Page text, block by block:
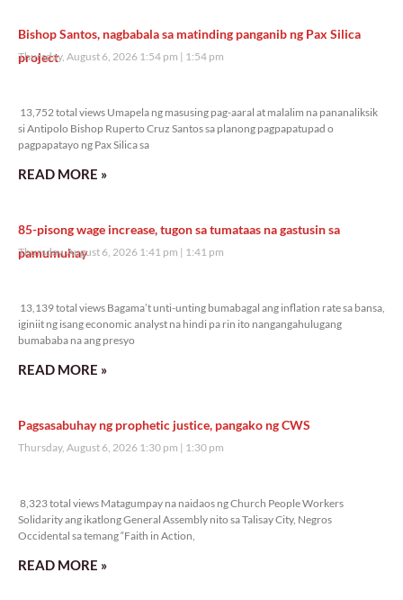
Bishop Santos, nagbabala sa matinding panganib ng Pax Silica
project
Thursday, August 6, 2026 1:54 pm 1:54 pm
13,752 total views Umapela ng masusing pag-aaral at malalim na pananaliksik
si Antipolo Bishop Ruperto Cruz Santos sa planong pagpapatupad o
pagpapatayo ng Pax Silica sa
READ MORE »
85-pisong wage increase, tugon sa tumataas na gastusin sa
pamumuhay
Thursday, August 6, 2026 1:41 pm 1:41 pm
13,139 total views Bagama’t unti-unting bumabagal ang inflation rate sa bansa,
iginiit ng isang economic analyst na hindi pa rin ito nangangahulugang
bumababa na ang presyo
READ MORE »
Pagsasabuhay ng prophetic justice, pangako ng CWS
Thursday, August 6, 2026 1:30 pm 1:30 pm
8,323 total views Matagumpay na naidaos ng Church People Workers
Solidarity ang ikatlong General Assembly nito sa Talisay City, Negros
Occidental sa temang “Faith in Action,
READ MORE »